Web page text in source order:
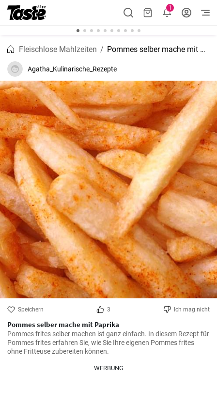
1
Fleischlose Mahlzeiten Pommes selber mache mit Paprika
Agatha_Kulinarische_Rezepte
Speichern 3 Ich mag nicht
Pommes selber mache mit Paprika
Pommes frites selber machen ist ganz einfach. In diesem Rezept für
Pommes frites erfahren Sie, wie Sie Ihre eigenen Pommes frites
ohne Fritteuse zubereiten können.
WERBUNG